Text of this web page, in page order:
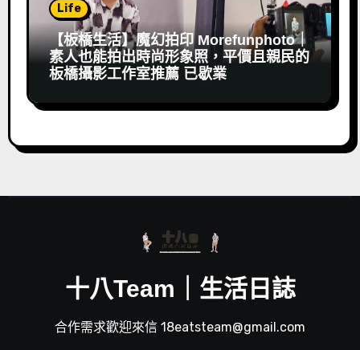
Life
【板橋生活】魔幻拍印 Morefunphoto｜
素人也能拍出時尚形象照，平價且親民的
板橋攝影工作室推薦 已歇業
十八Team｜生活日誌
合作需求歡迎來信 18eatsteam@gmail.com